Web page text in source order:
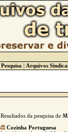
Pesquisa | Arquivos
Resultados da pesquisa de
Cozinha Portuguesa